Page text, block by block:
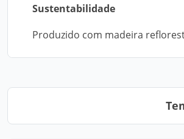
Sustentabilidade
Produzido com madeira